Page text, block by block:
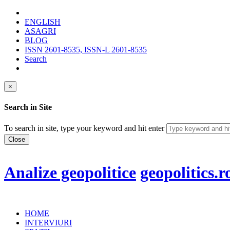
ENGLISH
ASAGRI
BLOG
ISSN 2601-8535, ISSN-L 2601-8535
Search
×
Search in Site
To search in site, type your keyword and hit enter
Close
Analize geopolitice
HOME
INTERVIURI